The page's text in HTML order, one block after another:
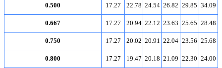
0.500 17.27 22.78 24.54 26.82 29.85 34.09
0.667 17.27 20.94 22.12 23.63 25.65 28.48
0.750 17.27 20.02 20.91 22.04 23.56 25.68
0.800 17.27 19.47 20.18 21.09 22.30 24.00